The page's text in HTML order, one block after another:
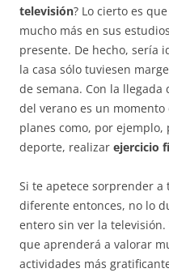
televisión? Lo cierto es
mucho más en sus
presente. De hecho, sería
la casa sólo tuviesen
de semana. Con la
del verano es un
planes como, por
deporte, realizar ejercicio
Si te apetece sorprender
diferente entonces, no lo
entero sin ver la televisión.
que aprenderá a valorar
actividades más